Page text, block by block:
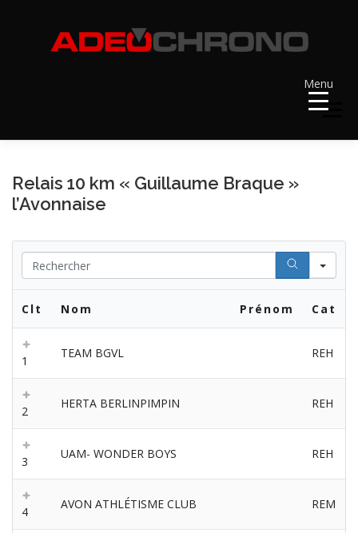
Menu
Menu
Relais 10 km « Guillaume Braque »
l’Avonnaise
Clt Nom Prénom Cat
1
TEAM BGVL REH
2
HERTA BERLINPIMPIN REH
3
UAM- WONDER BOYS REH
4
AVON ATHLÉTISME CLUB REM